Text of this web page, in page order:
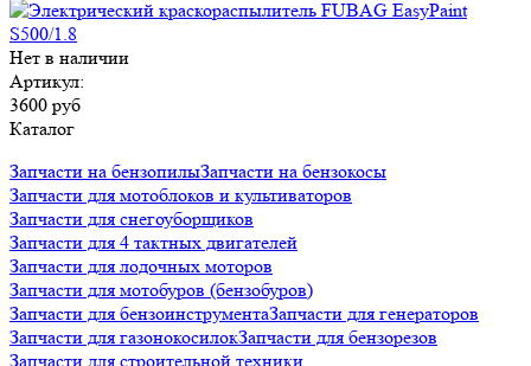
Нет в наличии
Артикул:
3600 руб
Каталог
Запчасти на бензопилыЗапчасти на бензокосы
Запчасти для мотоблоков и культиваторов
Запчасти для снегоуборщиков
Запчасти для 4 тактных двигателей
Запчасти для лодочных моторов
Запчасти для мотобуров (бензобуров)
Запчасти для бензоинструментаЗапчасти для генераторов
Запчасти для газонокосилокЗапчасти для бензорезов
Запчасти для строительной техники